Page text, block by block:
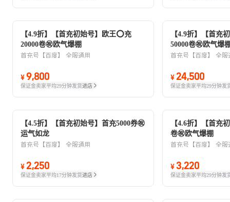
【4.9折】【首充初始号】欧王⭕充
20000卷㊗欧气爆棚
首充号【百度】 全服通用
¥ 9,800
保证金卖家平均29分钟发货进店
【4.9折】【首充
50000卷㊗欧气爆
首充号【百度】 全服
¥ 24,500
保证金卖家平均29分钟发
【4.5折】【首充初始号】首充5000券㊗️
运气如龙
首充号【百度】 全服通用
¥ 2,250
保证金卖家平均17分钟发货进店
【4.6折】【首充
卷㊗欧气爆棚
首充号【百度】 全服
¥ 3,220
保证金卖家平均29分钟发